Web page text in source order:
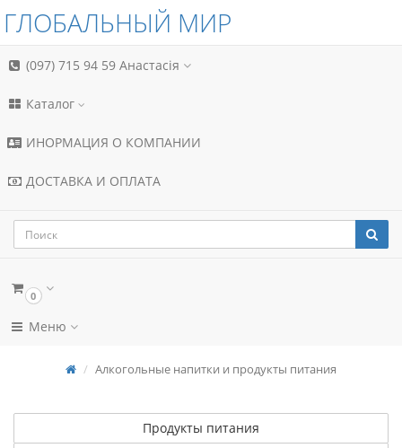
ГЛОБАЛЬНЫЙ МИР
(097) 715 94 59 Анастасія
Каталог
ИНОРМАЦИЯ О КОМПАНИИ
ДОСТАВКА И ОПЛАТА
0
Меню
Алкогольные напитки и продукты питания
Продукты питания